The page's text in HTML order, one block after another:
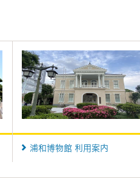
浦和博物館 利用案内